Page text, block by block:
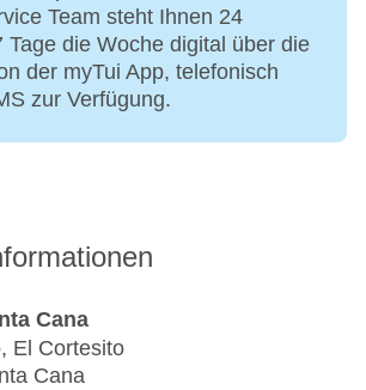
Team steht Ihnen 24
Tage die Woche digital über die
der myTui App, telefonisch
zur Verfügung.
Cana
El Cortesito
Cana